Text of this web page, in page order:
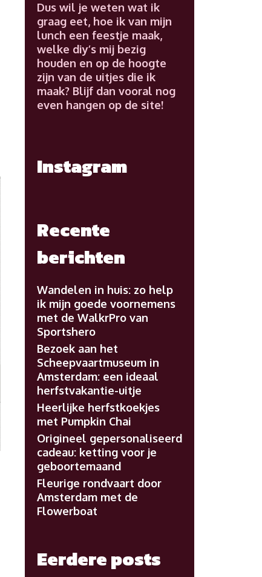
Dus wil je weten wat ik
graag eet, hoe ik van mijn
lunch een feestje maak,
welke diy’s mij bezig
houden en op de hoogte
zijn van de uitjes die ik
maak? Blijf dan vooral nog
even hangen op de site!
Instagram
Recente
berichten
Wandelen in huis: zo help
ik mijn goede voornemens
met de WalkrPro van
Sportshero
Bezoek aan het
Scheepvaartmuseum in
Amsterdam: een ideaal
herfstvakantie-uitje
Heerlijke herfstkoekjes
met Pumpkin Chai
Origineel gepersonaliseerd
cadeau: ketting voor je
geboortemaand
Fleurige rondvaart door
Amsterdam met de
Flowerboat
Eerdere posts